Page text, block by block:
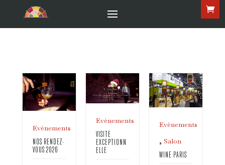
Evènements
NOS RENDEZ-
VOUS 2026
Evènements
VISITE
EXCEPTIONN
ELLE
Evènements
,Salon
WINE PARIS